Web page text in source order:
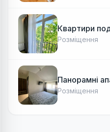
Квартири
Розміщення
Панорамні
Розміщення